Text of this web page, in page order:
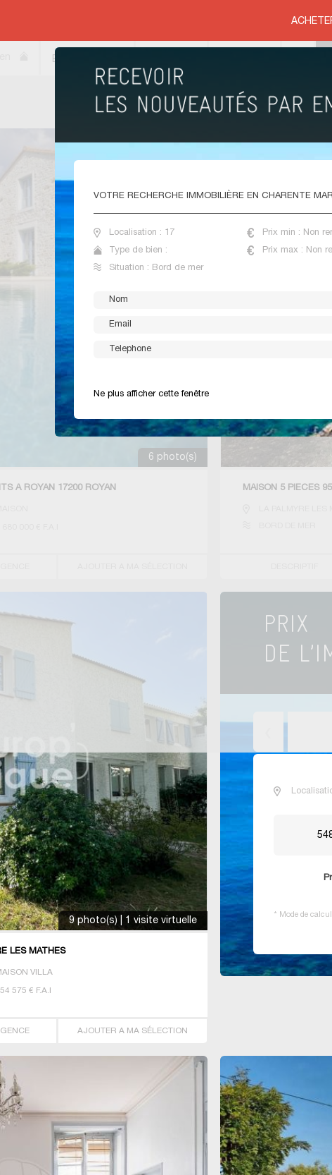
IMMOBILIER BORD DE MER CHARENTE
6 photo(s)
À ROYAN 17200 ROYAN MAISON 5 PIECES
9 photo(s) | 1 visite virtuelle
LES MATHES
VILLA
575 € F.A.I
AJOUTER A MA SÉLECTION
* Mode de
Bord de mer
VOTRE RECHERCHE IMMOBILIÈRE EN CHARENTE
Localisation : 17 Prix min : Non
Type de bien : Prix max : Non
Situation : Bord de mer
Ne plus afficher cette fenêtre